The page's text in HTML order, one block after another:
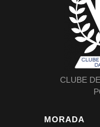
CLUBE
MORADA